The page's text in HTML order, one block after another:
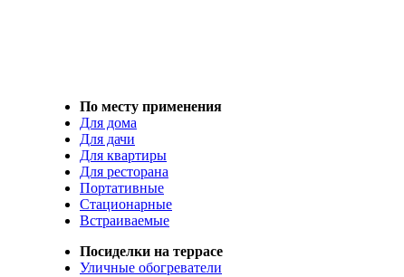
По месту применения
Для дома
Для дачи
Для квартиры
Для ресторана
Портативные
Стационарные
Встраиваемые
Посиделки на террасе
Уличные обогреватели